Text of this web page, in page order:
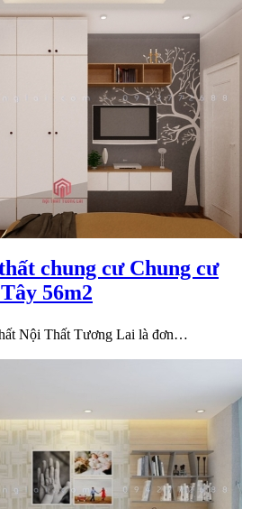
chung cư Chung cư
56m2
Nội Thất Tương Lai​ là đơn…